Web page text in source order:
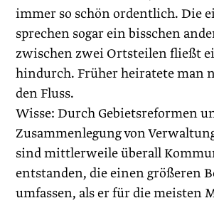
immer so schön ordentlich. Die
sprechen sogar ein bisschen
zwischen zwei Ortsteilen fließt
hindurch. Früher heiratete man
den Fluss.
Wisse: Durch Gebietsreformen
Zusammenlegung von
sind mittlerweile überall
entstanden, die einen größeren
umfassen, als er für die meisten